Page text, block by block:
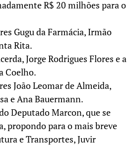
R$ 20 milhões para o
Gugu da Farmácia, Irmão
Rita.
Jorge Rodrigues Flores e a
Coelho.
João Leomar de Almeida,
e Ana Bauermann.
Deputado Marcon, que se
propondo para o mais breve
e Transportes, Juvir